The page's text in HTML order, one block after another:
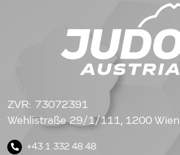
ZVR: 73072391
Wehlistraße 29/1/111, 1200 Wien
+43 1 332 48 48